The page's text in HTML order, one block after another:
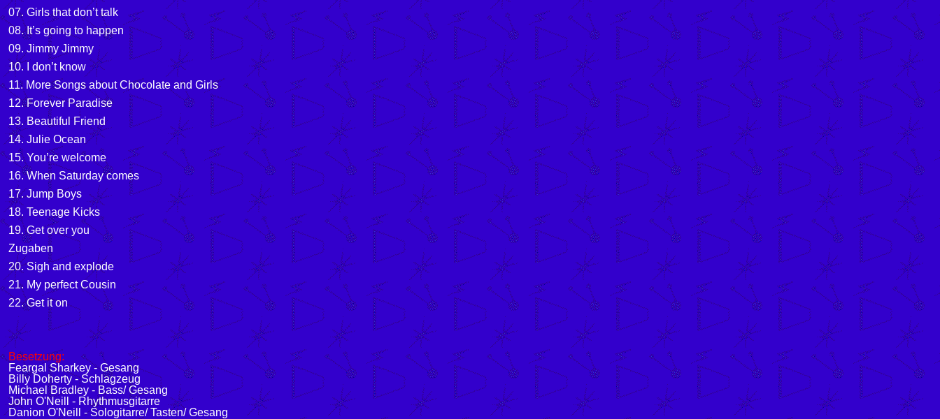
07. Girls that don’t talk
08. It’s going to happen
09. Jimmy Jimmy
10. I don’t know
11. More Songs about Chocolate and Girls
12. Forever Paradise
13. Beautiful Friend
14. Julie Ocean
15. You’re welcome
16. When Saturday comes
17. Jump Boys
18. Teenage Kicks
19. Get over you
Zugaben
20. Sigh and explode
21. My perfect Cousin
22. Get it on
Besetzung:
Feargal Sharkey - Gesang
Billy Doherty - Schlagzeug
Michael Bradley - Bass/ Gesang
John O'Neill - Rhythmusgitarre
Danion O'Neill - Sologitarre/ Tasten/ Gesang